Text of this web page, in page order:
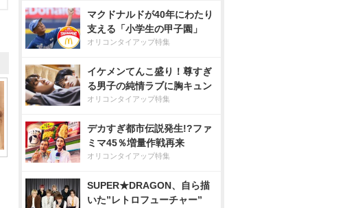
マクドナルドが40年にわたり
支える「小学生の甲子園」
オリコンタイアップ特集
イケメンてんこ盛り！尊すぎ
る男子の純情ラブに胸キュン
オリコンタイアップ特集
デカすぎ都市伝説発生!?ファ
ミマ45％増量作戦再来
オリコンタイアップ特集
SUPER★DRAGON、自ら描
いた”レトロフューチャー”